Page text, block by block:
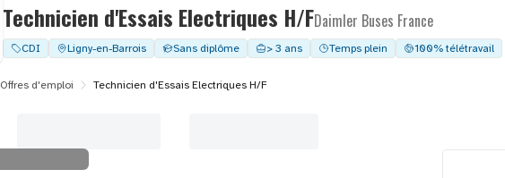
Technicien d'Essais Electriques H/FDaimler Buses France
CDI Ligny-en-Barrois Sans diplôme > 3 ans Temps plein 100% télétravail
Offres d'emploi Technicien d'Essais Electriques H/F